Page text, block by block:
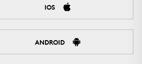
IOS
ANDROID